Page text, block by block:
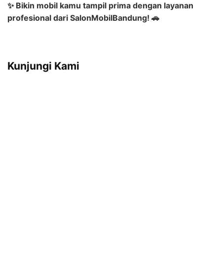
✨ Bikin mobil kamu tampil prima dengan layanan
profesional dari SalonMobilBandung! 🚗
Kunjungi Kami